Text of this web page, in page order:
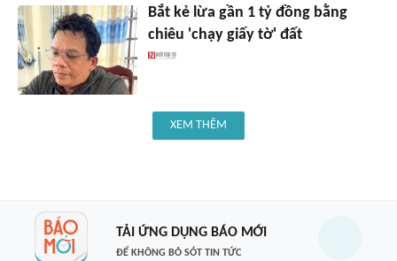
Bắt kẻ lừa gần 1 tỷ đồng bằng
chiêu 'chạy giấy tờ' đất
XEM THÊM
TẢI ỨNG DỤNG BÁO MỚI
ĐỂ KHÔNG BỎ SÓT TIN TỨC